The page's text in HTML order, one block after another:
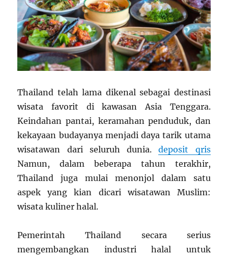
Thailand telah lama dikenal sebagai destinasi
wisata favorit di kawasan Asia Tenggara.
Keindahan pantai, keramahan penduduk, dan
kekayaan budayanya menjadi daya tarik utama
wisatawan dari seluruh dunia.deposit qris
Namun, dalam beberapa tahun terakhir,
Thailand juga mulai menonjol dalam satu
aspek yang kian dicari wisatawan Muslim:
wisata kuliner halal.
Pemerintah Thailand secara serius
mengembangkan industri halal untuk